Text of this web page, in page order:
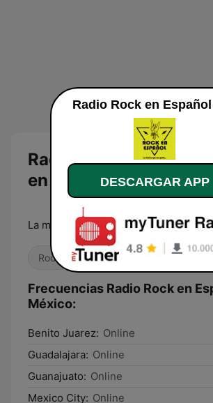
Radio Rock en
en vivo
La música que nos gusta...
Rock Pop / Top 40 Años 90
Frecuencias Radio Rock en
México:
Benito Juarez: Online
Guadalajara: Online
Guanajuato: Online
Mexico City: Online
DESCARGAR APP